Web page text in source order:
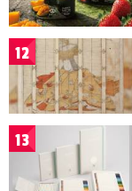
12
13